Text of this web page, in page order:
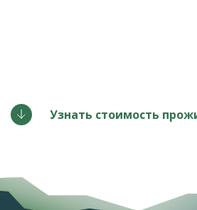
Узнать стоимость